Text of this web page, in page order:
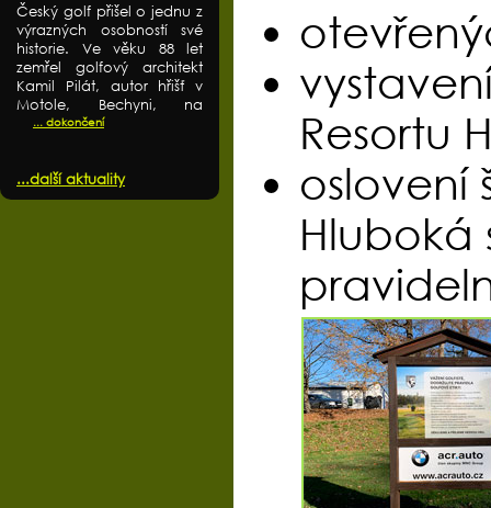
Český golf přišel o jednu z
výrazných osobností své
historie. Ve věku 88 let
zemřel golfový architekt
Kamil Pilát, autor hřišť v
Motole, Bechyni, na
... dokončení
...další aktuality
Resortu
oslovení
Hluboká